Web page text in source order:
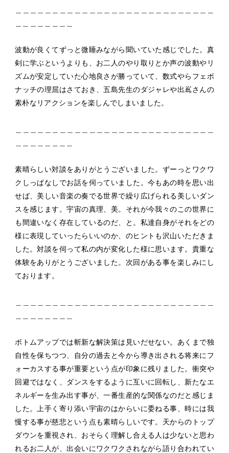
波動が良くてずっと微睡みながら聞いていた感じでした。真
剣に学ぶというよりも、お二人のやり取りとか声の波動やリ
ズムが安定していた心地良さが勝っていて、数式やらフェボ
ナッチの理屈はさておき、五島先生のダジャレや出嶌さんの
素朴なリアクションを楽しんでしまいました。
素晴らしい対談をありがとうございました。ずーっとワクワ
クしっぱなしでお話を伺っていました。今もあの時を思い出
せば、美しい音楽の奏でる世界で繰り広げられる美しいダン
スを感じます。宇宙の真理、美。それが今我々のこの世界に
も間違いなく存在しているのだ、と。私達自身がそれをどの
様に表現していったらいいのか、のヒントも沢山いただきま
した。対談を伺って私の内が変化した様に思います。貴重な
体験をありがとうございました。次回がある事を楽しみにし
ております。
ボトムアップでは斬新な解決策は見いだせない。あくまで独
自性を保ちつつ、自分の過去と今から導き出される将来にフ
ォーカスする事が重要という点が印象に残りました。衝突や
回避ではなく、ダンスをするように互いに回転し、新たなエ
ネルギーを生み出す事が、一番生産的な関係なのだと感じま
した。上手く寄り添い宇宙のはからいに委ねる事、時には我
慢する事が慈悲という点も素晴らしいです。天からのトップ
ダウンを重視され、おそらく理解し合える人は少ないと思わ
れるお二人が、出会いにワクワクされながら語り合われてい